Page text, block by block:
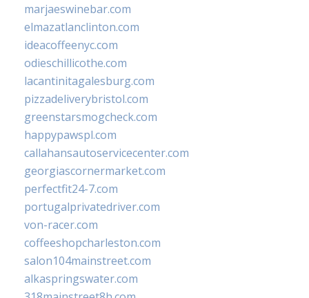
marjaeswinebar.com
elmazatlanclinton.com
ideacoffeenyc.com
odieschillicothe.com
lacantinitagalesburg.com
pizzadeliverybristol.com
greenstarsmogcheck.com
happypawspl.com
callahansautoservicecenter.com
georgiascornermarket.com
perfectfit24-7.com
portugalprivatedriver.com
von-racer.com
coffeeshopcharleston.com
salon104mainstreet.com
alkaspringswater.com